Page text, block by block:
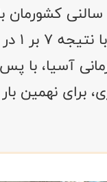
آسیا، با
برای نهمین